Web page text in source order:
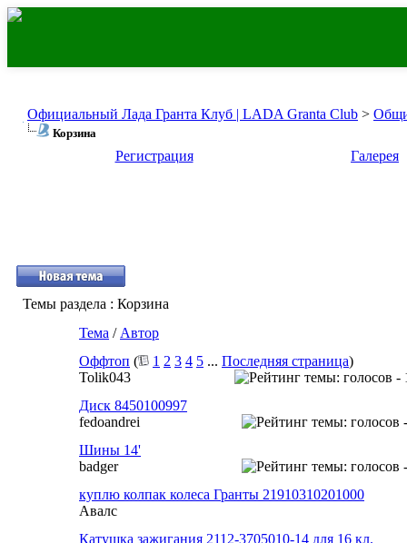
Официальный Лада Гранта Клуб | LADA Granta Club >
Корзина
Регистрация Галерея
Темы раздела : Корзина
Тема / Автор
Оффтоп ( 1 2 3 4 5 ... Последняя страница)
Tolik043
Диск 8450100997
fedoandrei
Шины 14'
badger
куплю колпак колеса Гранты 21910310201000
Авалс
Катушка зажигания 2112-3705010-14 для 16 кл.